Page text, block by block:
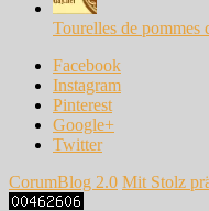
Tourelles de pommes
Facebook
Instagram
Pinterest
Google+
Twitter
CorumBlog 2.0 Mit Stolz